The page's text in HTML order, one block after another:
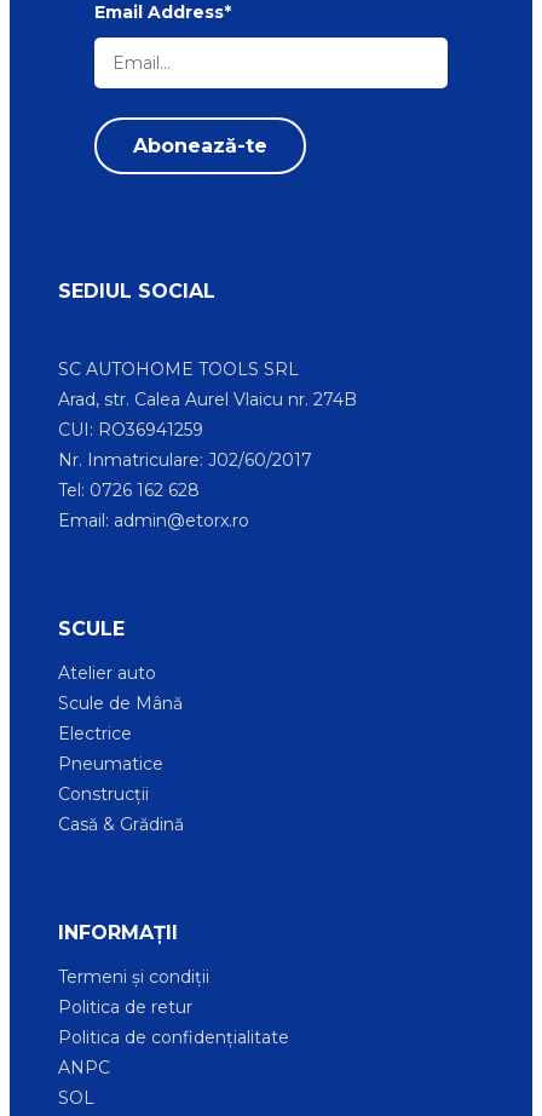
Email Address*
SEDIUL SOCIAL
SC AUTOHOME TOOLS SRL
Arad, str. Calea Aurel Vlaicu nr. 274B
CUI: RO36941259
Nr. Inmatriculare: J02/60/2017
Tel: 0726 162 628
Email: admin@etorx.ro
SCULE
Atelier auto
Scule de Mână
Electrice
Pneumatice
Construcții
Casă & Grădină
INFORMAȚII
Termeni și condiții
Politica de retur
Politica de confidențialitate
ANPC
SOL